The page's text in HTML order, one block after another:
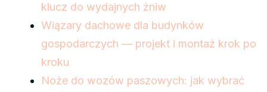
klucz do wydajnych żniw
Wiązary dachowe dla budynków
gospodarczych — projekt i montaż krok po
kroku
Noże do wozów paszowych: jak wybrać